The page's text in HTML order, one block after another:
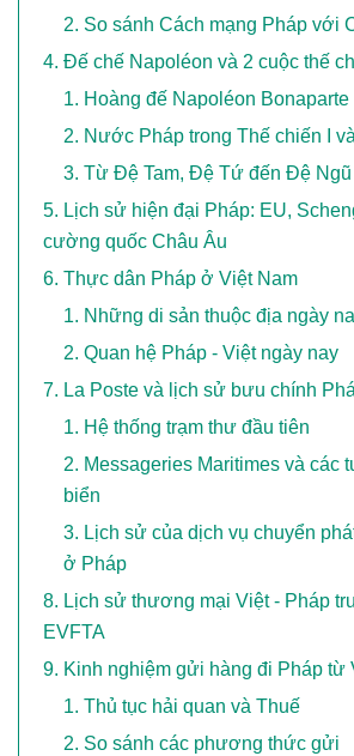
So sánh Cách mạng Pháp với
Đế chế Napoléon và 2 cuộc thế
Hoàng đế Napoléon Bonaparte
Nước Pháp trong Thế chiến I và
Từ Đệ Tam, Đệ Tứ đến Đệ Ngũ
Lịch sử hiện đại Pháp: EU,
cường quốc Châu Âu
Thực dân Pháp ở Việt Nam
Những di sản thuộc địa ngày
Quan hệ Pháp - Việt ngày nay
La Poste và lịch sử bưu chính
Hệ thống trạm thư đầu tiên
Messageries Maritimes và các
biển
Lịch sử của dịch vụ chuyển
ở Pháp
Lịch sử thương mại Việt - Pháp
EVFTA
Kinh nghiệm gửi hàng đi Pháp từ
Thủ tục hải quan và Thuế
So sánh các phương thức gửi